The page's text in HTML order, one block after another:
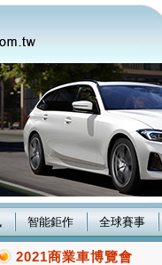
智能鉅作 全球賽事
2021商業車博覽會